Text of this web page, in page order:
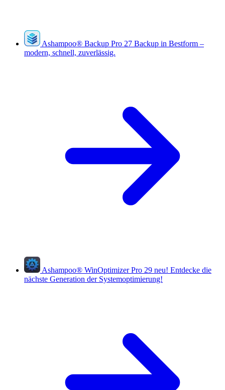
Ashampoo® Backup Pro 27 Backup in Bestform –
modern, schnell, zuverlässig.
Ashampoo® WinOptimizer Pro 29 neu! Entdecke die
nächste Generation der Systemoptimierung!